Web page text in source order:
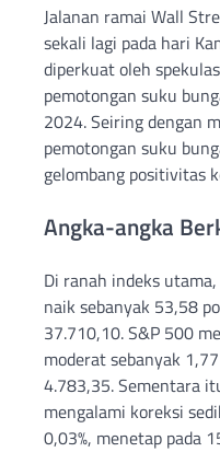
Jalanan ramai Wall
sekali lagi pada hari
diperkuat oleh
pemotongan suku
2024. Seiring dengan
pemotongan suku
gelombang positivitas
Angka-angka
Di ranah indeks
naik sebanyak 53,58
37.710,10. S&P 500
moderat sebanyak
4.783,35. Sementara
mengalami koreksi
0,03%, menetap pada